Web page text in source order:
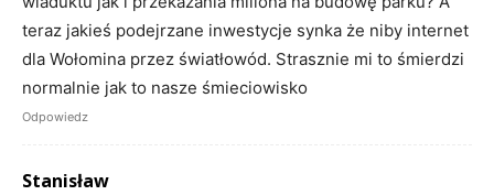
teraz jakieś podejrzane inwestycje synka że niby internet
dla Wołomina przez światłowód. Strasznie mi to śmierdzi
normalnie jak to nasze śmieciowisko
Odpowiedz
Stanisław